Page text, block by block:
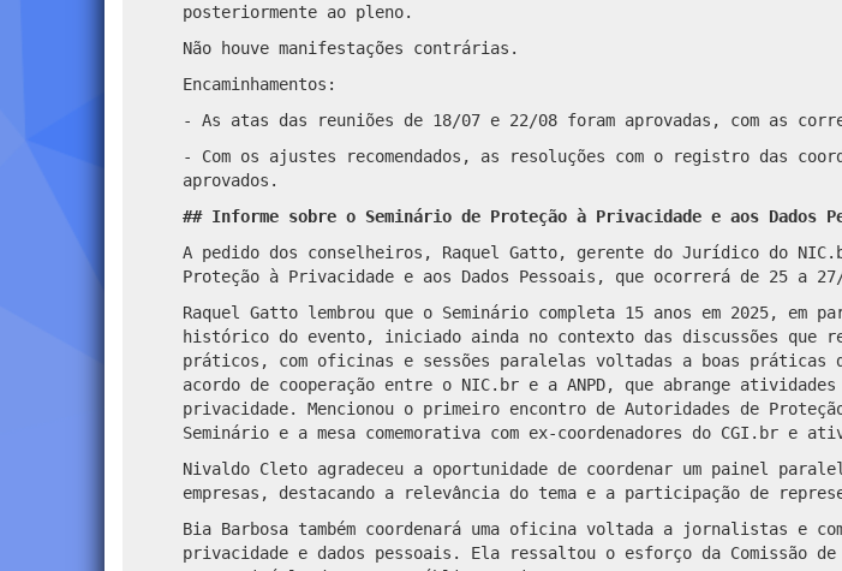
posteriormente ao pleno.
Não houve manifestações contrárias.
Encaminhamentos:
- As atas das reuniões de 18/07 e 22/08 foram aprovadas, com as
- Com os ajustes recomendados, as resoluções com o registro das
aprovados.
## Informe sobre o Seminário de Proteção à Privacidade e aos Dados
A pedido dos conselheiros, Raquel Gatto, gerente do Jurídico do
Proteção à Privacidade e aos Dados Pessoais, que ocorrerá de 25 a
Raquel Gatto lembrou que o Seminário completa 15 anos em 2025, em
histórico do evento, iniciado ainda no contexto das discussões que
práticos, com oficinas e sessões paralelas voltadas a boas práticas
acordo de cooperação entre o NIC.br e a ANPD, que abrange
privacidade. Mencionou o primeiro encontro de Autoridades de
Seminário e a mesa comemorativa com ex-coordenadores do CGI.br e
Nivaldo Cleto agradeceu a oportunidade de coordenar um painel
empresas, destacando a relevância do tema e a participação de
Bia Barbosa também coordenará uma oficina voltada a jornalistas e
privacidade e dados pessoais. Ela ressaltou o esforço da Comissão